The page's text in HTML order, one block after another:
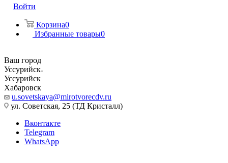
Войти
Корзина0
Избранные товары0
Ваш город
Уссурийск
Уссурийск
Хабаровск
u.sovetskaya@mirotvorecdv.ru
ул. Советская, 25 (ТД Кристалл)
Вконтакте
Telegram
WhatsApp